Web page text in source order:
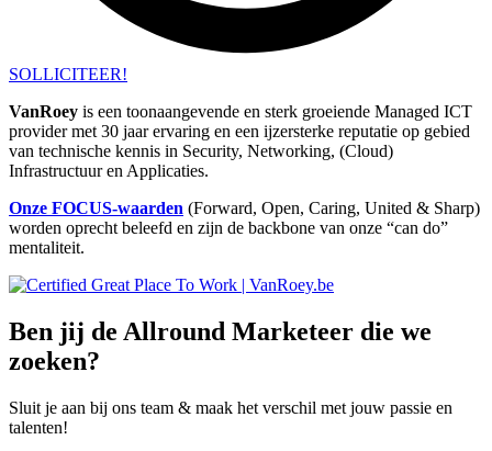
SOLLICITEER!
VanRoey is een toonaangevende en sterk groeiende Managed ICT
provider met 30 jaar ervaring en een ijzersterke reputatie op gebied
van technische kennis in Security, Networking, (Cloud)
Infrastructuur en Applicaties.
Onze FOCUS-waarden (Forward, Open, Caring, United & Sharp)
worden oprecht beleefd en zijn de backbone van onze “can do”
mentaliteit.
Ben jij de Allround Marketeer die we
zoeken?
Sluit je aan bij ons team & maak het verschil met jouw passie en
talenten!